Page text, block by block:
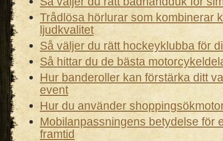
Trådlösa hörlurar som kombinerar
ljudkvalitet
Så väljer du rätt hockeyklubba för
Så hittar du de bästa
Hur banderoller kan förstärka ditt
event
Hur du använder
Mobilanpassningens betydelse för
framtid